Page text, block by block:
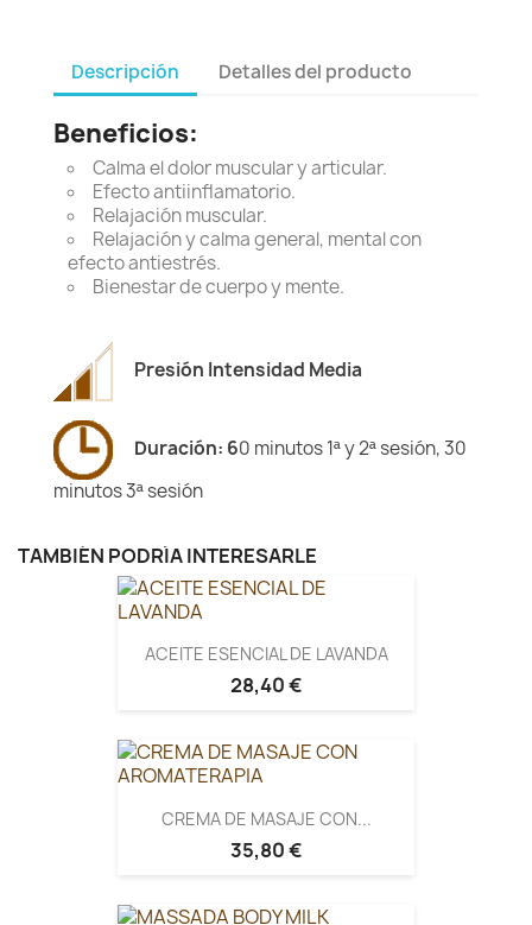
Descripción Detalles del producto
Beneficios:
Calma el dolor muscular y articular.
Efecto antiinflamatorio.
Relajación muscular.
Relajación y calma general, mental con
efecto antiestrés.
Bienestar de cuerpo y mente.
Presión Intensidad Media
Duración: 60 minutos 1ª y 2ª sesión, 30
minutos 3ª sesión
TAMBIÉN PODRÍA INTERESARLE
ACEITE ESENCIAL DE LAVANDA
28,40 €
CREMA DE MASAJE CON...
35,80 €